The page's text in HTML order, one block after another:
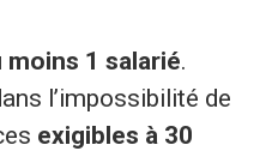
moins 1 salarié.
l’impossibilité de
exigibles à 30